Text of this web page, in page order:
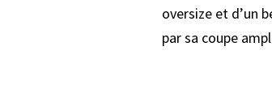
oversize et d’un
par sa coupe